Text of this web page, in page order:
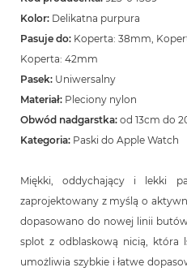
Kolor: Delikatna purpura
Pasuje do: Koperta: 38mm,
Koperta: 42mm
Pasek: Uniwersalny
Materiał: Pleciony nylon
Obwód nadgarstka: od 13cm do
Kategoria: Paski do Apple Watch
Miękki, oddychający i lekki
zaprojektowany z myślą o
dopasowano do nowej linii
splot z odblaskową nicią, która
umożliwia szybkie i łatwe